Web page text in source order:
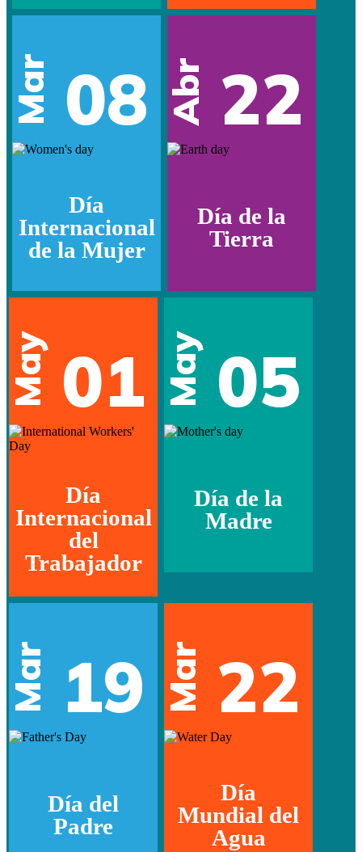
Mar 08
Día
Internacional
de la Mujer
Abr 22
Día de la
Tierra
May 01
Día
Internacional
del
Trabajador
May 05
Día de la
Madre
Mar 19
Día del
Padre
Mar 22
Día
Mundial del
Agua